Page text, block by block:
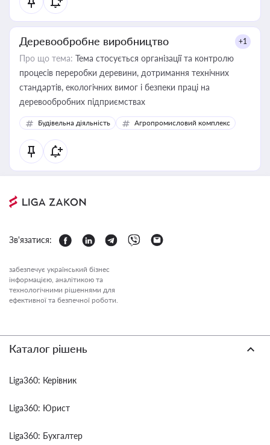
Деревообробне виробництво +1
Про що тема: Тема стосується організації та контролю
процесів переробки деревини, дотримання технічних
стандартів, екологічних вимог і безпеки праці на
деревообробних підприємствах
Будівельна діяльність Агропромисловий комплекс
Зв'язатися:
забезпечує український бізнес
інформацією, аналітикою та
технологічними рішеннями для
ефективної та безпечної роботи.
Каталог рішень
Liga360: Керівник
Liga360: Юрист
Liga360: Бухгалтер